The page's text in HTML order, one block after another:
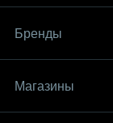
Бренды
Магазины